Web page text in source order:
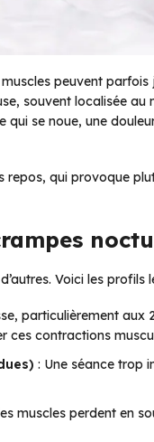
peuvent
souvent localisée
qui se noue, une
qui provoque
Voici les profils
particulièrement aux
ces contractions
: Une séance trop
muscles perdent en